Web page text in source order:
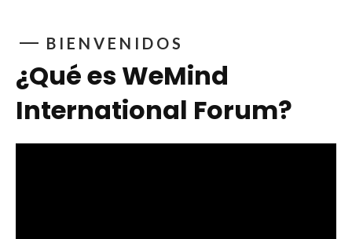
BIENVENIDOS
¿Qué es WeMind
International Forum?